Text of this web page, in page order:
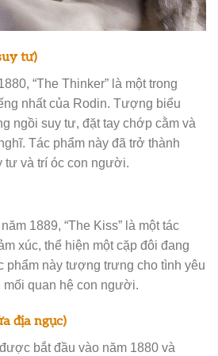
tư)
“The Thinker” là một trong
nhất của Rodin. Tượng biểu
ngồi suy tư, đặt tay chớp cằm và
Tác phẩm này đã trở thành
tư và trí óc con người.
1889, “The Kiss” là một tác
xúc, thể hiện một cặp đôi đang
phẩm này tượng trưng cho tình yêu
quan hệ con người.
địa ngục)
bắt đầu vào năm 1880 và